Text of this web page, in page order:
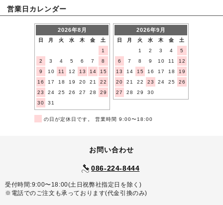
営業日カレンダー
2026年8月
日 月 火 水 木 金
土
1
2
3 4 5 6 7
8
9
10 11 12 13 14
15
16
17 18 19 20 21
22
23
24 25 26 27 28
29
30
31
2026年9月
日 月 火 水 木 金
土
1
2 3 4
5
6
7 8 9 10 11
12
13
14 15 16 17 18
19
20
21 22 23 24 25
26
27
28 29 30
の日が定休日です。 営業時間 9:00〜18:00
お問い合わせ
086-224-8444
受付時間:9:00〜18:00(土日祝弊社指定日を除く)
※電話でのご注文も承っております(代金引換のみ)